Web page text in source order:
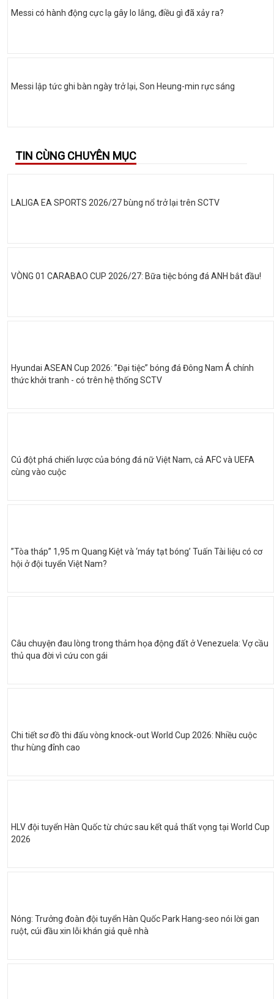
Messi có hành động cực lạ gây lo lắng, điều gì đã xảy ra?
Messi lập tức ghi bàn ngày trở lại, Son Heung-min rực sáng
TIN CÙNG CHUYÊN MỤC
LALIGA EA SPORTS 2026/27 bùng nổ trở lại trên SCTV
VÒNG 01 CARABAO CUP 2026/27: Bữa tiệc bóng đá ANH bắt đầu!
Hyundai ASEAN Cup 2026: ”Đại tiệc” bóng đá Đông Nam Á chính
thức khởi tranh - có trên hệ thống SCTV
Cú đột phá chiến lược của bóng đá nữ Việt Nam, cả AFC và UEFA
cùng vào cuộc
”Tòa tháp” 1,95 m Quang Kiệt và ‘máy tạt bóng’ Tuấn Tài liệu có cơ
hội ở đội tuyển Việt Nam?
Câu chuyện đau lòng trong thảm họa động đất ở Venezuela: Vợ cầu
thủ qua đời vì cứu con gái
Chi tiết sơ đồ thi đấu vòng knock-out World Cup 2026: Nhiều cuộc
thư hùng đỉnh cao
HLV đội tuyển Hàn Quốc từ chức sau kết quả thất vọng tại World Cup
2026
Nóng: Trưởng đoàn đội tuyển Hàn Quốc Park Hang-seo nói lời gan
ruột, cúi đầu xin lỗi khán giả quê nhà